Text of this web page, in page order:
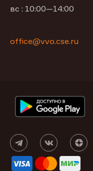
вс : 10:00—14:00
office@vvo.cse.ru